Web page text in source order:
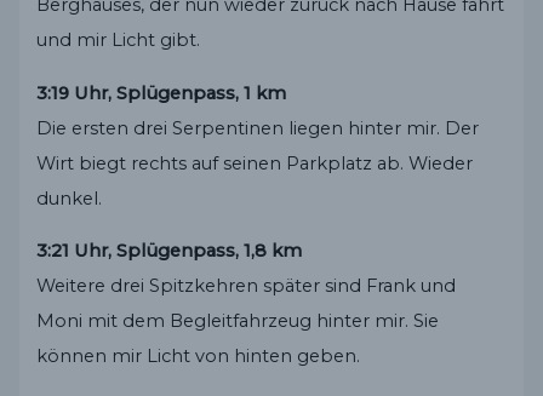
Berghauses, der nun wieder zurück nach Hause fährt
und mir Licht gibt.
3:19 Uhr, Splügenpass, 1 km
Die ersten drei Serpentinen liegen hinter mir. Der
Wirt biegt rechts auf seinen Parkplatz ab. Wieder
dunkel.
3:21 Uhr, Splügenpass, 1,8 km
Weitere drei Spitzkehren später sind Frank und
Moni mit dem Begleitfahrzeug hinter mir. Sie
können mir Licht von hinten geben.